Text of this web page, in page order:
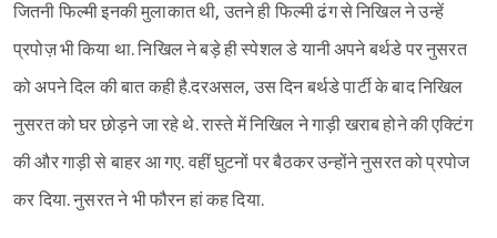
जितनी फिल्मी इनकी मुलाकात थी, उतने ही फिल्मी ढंग से निखिल ने उन्हें
प्रपोज़ भी किया था. निखिल ने बड़े ही स्पेशल डे यानी अपने बर्थडे पर नुसरत
को अपने दिल की बात कही है.दरअसल, उस दिन बर्थडे पार्टी के बाद निखिल
नुसरत को घर छोड़ने जा रहे थे. रास्ते में निखिल ने गाड़ी खराब होने की एक्टिंग
की और गाड़ी से बाहर आ गए. वहीं घुटनों पर बैठकर उन्होंने नुसरत को प्रपोज
कर दिया. नुसरत ने भी फौरन हां कह दिया.